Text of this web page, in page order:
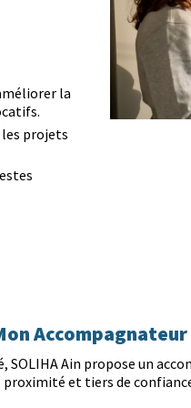
la
les projets
Accompagnateur
SOLIHA Ain propose un
et tiers de